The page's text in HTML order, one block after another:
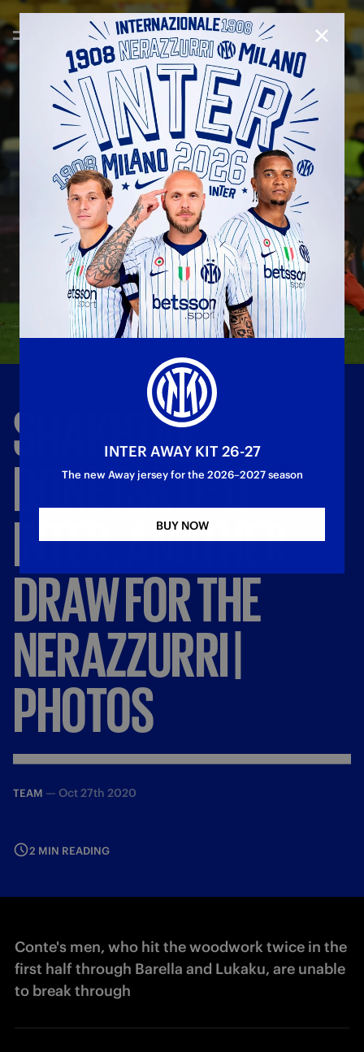
SHAKHTAR
DONETSK0-0
INTER,ANOTHER
DRAWFORTHE
NERAZZURRI|
PHOTOS
TEAM — Oct 27th 2020
2 MIN READING
Conte's men, who hit the woodwork twice in the
first half through Barella and Lukaku, are unable
to break through
CLOSE
INTER AWAY KIT 26-27
The new Away jersey for the 2026–2027 season
BUY NOW